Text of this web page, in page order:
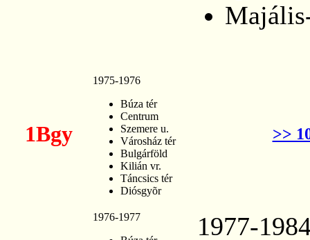
1Bgy
1975-1976
Búza tér
Centrum
Szemere u.
Városház tér
Bulgárföld
Kilián vr.
Táncsics tér
Diósgyõr
>>
1976-1977
1977-